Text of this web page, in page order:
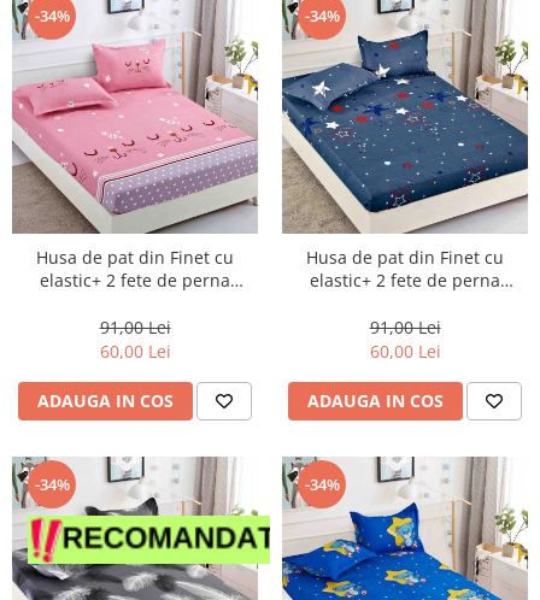
-34%
Husa de pat din Finet cu
elastic+ 2 fete de perna
91,00 Lei
60,00 Lei
ADAUGA IN COS
-34%
Husa de pat din Finet cu
elastic+ 2 fete de perna
91,00 Lei
60,00 Lei
ADAUGA IN COS
-34% -34%